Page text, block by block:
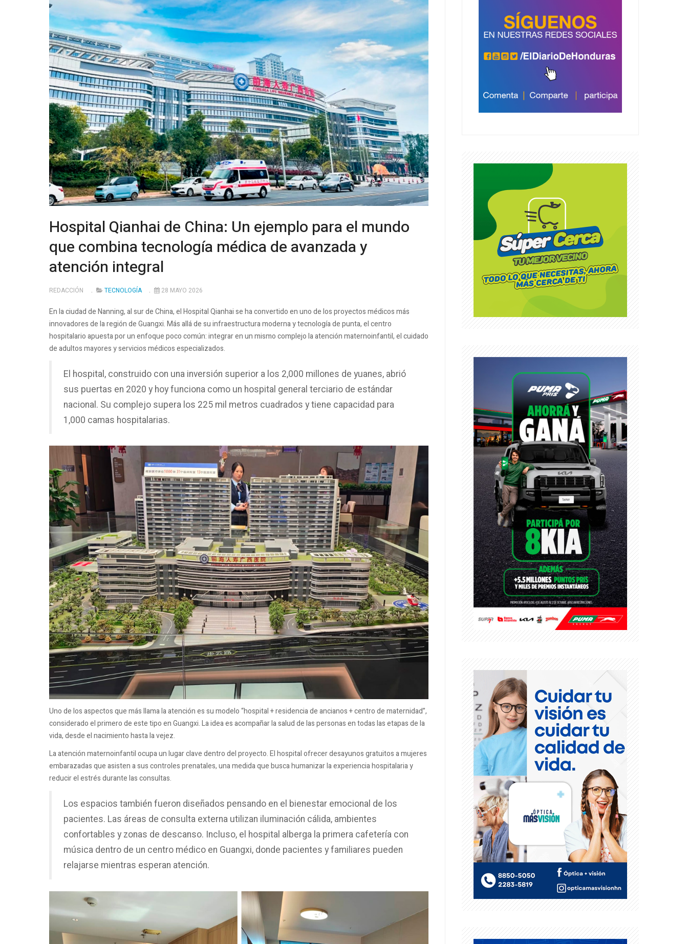
Hospital Qianhai de China: Un ejemplo para el mundo
que combina tecnología médica de avanzada y
atención integral
REDACCIÓN TECNOLOGÍA 28 MAYO 2026
En la ciudad de Nanning, al sur de China, el Hospital Qianhai se ha convertido en uno de los proyectos médicos más
innovadores de la región de Guangxi. Más allá de su infraestructura moderna y tecnología de punta, el centro
hospitalario apuesta por un enfoque poco común: integrar en un mismo complejo la atención maternoinfantil, el cuidado
de adultos mayores y servicios médicos especializados.
El hospital, construido con una inversión superior a los 2,000 millones de yuanes, abrió
sus puertas en 2020 y hoy funciona como un hospital general terciario de estándar
nacional. Su complejo supera los 225 mil metros cuadrados y tiene capacidad para
1,000 camas hospitalarias.
Uno de los aspectos que más llama la atención es su modelo “hospital + residencia de ancianos + centro de maternidad”,
considerado el primero de este tipo en Guangxi. La idea es acompañar la salud de las personas en todas las etapas de la
vida, desde el nacimiento hasta la vejez.
La atención maternoinfantil ocupa un lugar clave dentro del proyecto. El hospital ofrecer desayunos gratuitos a mujeres
embarazadas que asisten a sus controles prenatales, una medida que busca humanizar la experiencia hospitalaria y
reducir el estrés durante las consultas.
Los espacios también fueron diseñados pensando en el bienestar emocional de los
pacientes. Las áreas de consulta externa utilizan iluminación cálida, ambientes
confortables y zonas de descanso. Incluso, el hospital alberga la primera cafetería con
música dentro de un centro médico en Guangxi, donde pacientes y familiares pueden
relajarse mientras esperan atención.